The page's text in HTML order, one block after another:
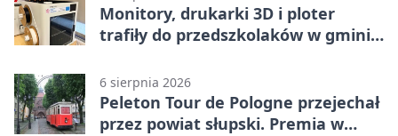
Monitory, drukarki 3D i ploter
trafiły do przedszkolaków w gminie
6 sierpnia 2026
Peleton Tour de Pologne przejechał
przez powiat słupski. Premia w